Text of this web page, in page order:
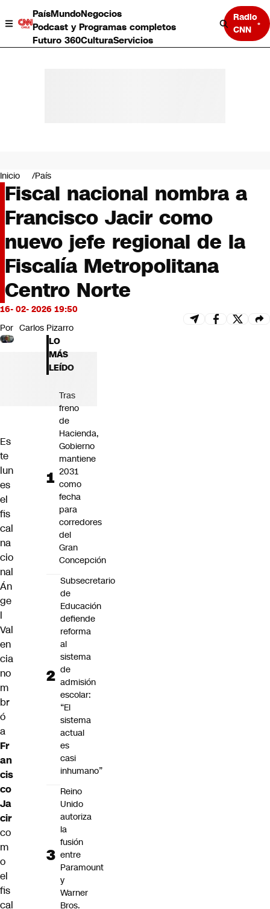
PaísMundoNegocios
Podcast y Programas completos
Futuro 360CulturaServicios
Radio
CNN
Negocios
Deportes
Programas completos
Cultura
Servicios
Bits
CNN tiempo
Futuro 360
Opinión
Inicio País
Fiscal nacional nombra a
Francisco Jacir como
nuevo jefe regional de la
Fiscalía Metropolitana
Centro Norte
16- 02- 2026 19:50
Por Carlos Pizarro
Es
te
lun
es
el
fis
cal
na
cio
nal
Án
ge
l
Val
en
cia
no
m
br
ó
a
Fr
an
cis
co
Ja
cir
co
m
o
el
fis
cal
LO
MÁS
LEÍDO
Tras
freno
de
Hacienda,
Gobierno
mantiene
2031
como
fecha
para
corredores
del
Gran
Concepción
Subsecretario
de
Educación
defiende
reforma
al
sistema
de
admisión
escolar:
“El
sistema
actual
es
casi
inhumano”
Reino
Unido
autoriza
la
fusión
entre
Paramount
y
Warner
Bros.